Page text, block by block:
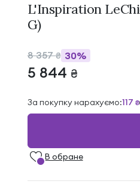
L'Inspiration
G)
8 357₴ 30%
5 844 ₴
За покупку нарахуємо:117 ₴
В обране